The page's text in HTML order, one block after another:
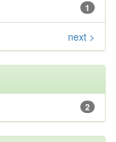
1
next >
2